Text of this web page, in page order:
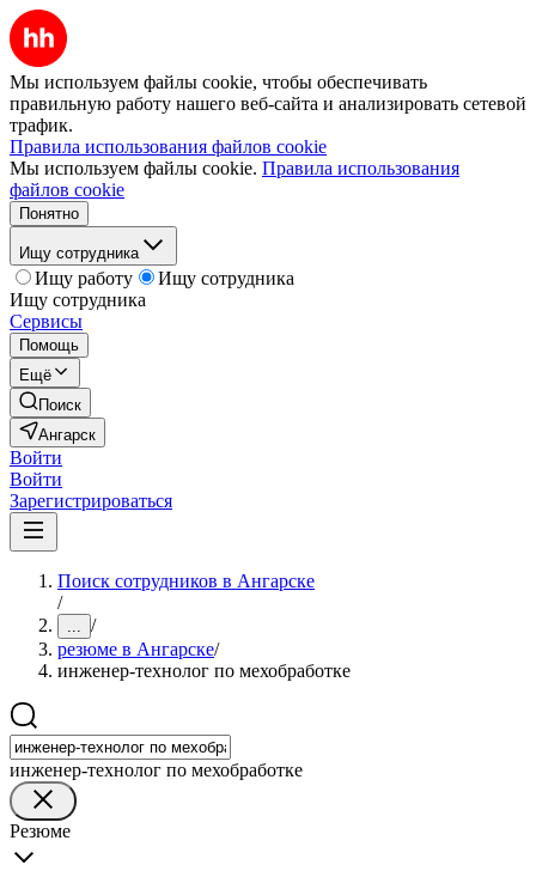
Мы используем файлы cookie, чтобы обеспечивать
правильную работу нашего веб-сайта и анализировать сетевой
трафик.
Правила использования файлов cookie
Мы используем файлы cookie. Правила использования
файлов cookie
Понятно
Ищу сотрудника
Ищу работу
Ищу сотрудника
Ищу сотрудника
Сервисы
Помощь
Ещё
Поиск
Ангарск
Войти
Войти
Зарегистрироваться
Поиск сотрудников в Ангарске
/
... /
резюме в Ангарске/
инженер-технолог по мехобработке
инженер-технолог по мехобработке
Резюме